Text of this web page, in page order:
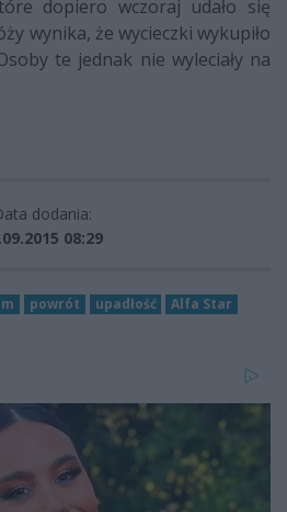
dopiero wczoraj udało się
wynika, że wycieczki wykupiło
te jednak nie wyleciały na
dodania:
08:29
powrót upadłość
Alfa Star